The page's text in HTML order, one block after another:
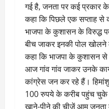
गई है, जनता पर कई प्रकार
कहा कि पिछले एक सप्ताह से
भाजपा के कुशासन के विरुद्ध
बीच जाकर इनकी पोल खोलने
कहा कि भाजपा के कुशासन से
आज गांव गांव जाकर उनके
कांग्रेस जन कर रहे हैं।
100 रुपये के करीब पहुंच
खाने-पीने की चीजें आम जनता